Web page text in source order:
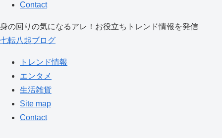
Contact
身の回りの気になるアレ！お役立ちトレンド情報を発信
七転八起ブログ
トレンド情報
エンタメ
生活雑貨
Site map
Contact